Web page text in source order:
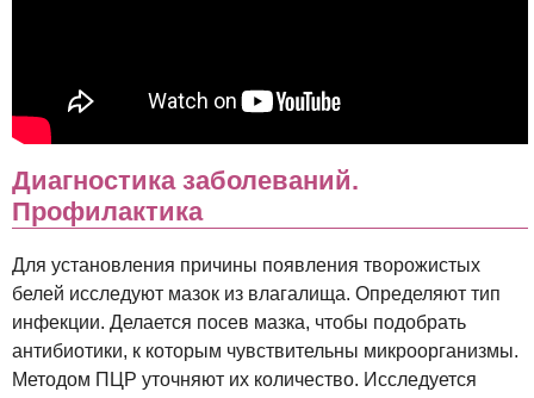
Диагностика заболеваний.
Профилактика
Для установления причины появления творожистых
белей исследуют мазок из влагалища. Определяют тип
инфекции. Делается посев мазка, чтобы подобрать
антибиотики, к которым чувствительны микроорганизмы.
Методом ПЦР уточняют их количество. Исследуется